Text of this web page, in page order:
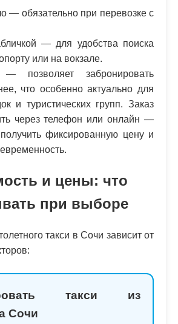
— обязательно при перевозке с
— для удобства поиска
или на вокзале.
позволяет забронировать
что особенно актуально для
и туристических групп. Заказ
через телефон или онлайн —
фиксированную цену и
и цены: что
при выборе
такси в Сочи зависит от
такси из
Сочи